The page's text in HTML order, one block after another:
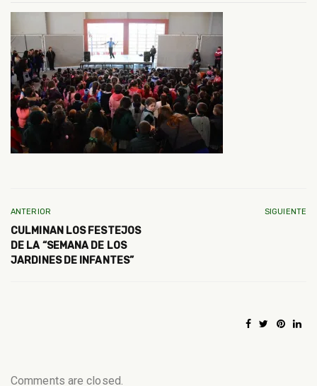
ANTERIOR
CULMINAN LOS FESTEJOS
DE LA “SEMANA DE LOS
JARDINES DE INFANTES”
SIGUIENTE
Comments are closed.